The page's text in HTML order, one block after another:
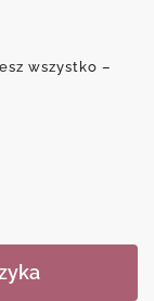
wszystko –